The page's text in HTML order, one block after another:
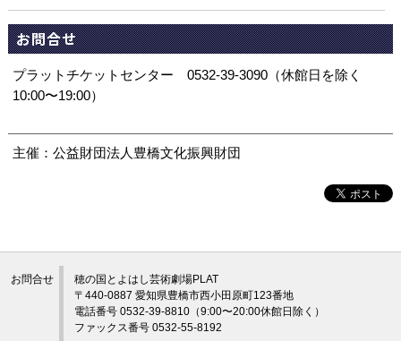
お問合せ
プラットチケットセンター 0532-39-3090（休館日を除く
10:00〜19:00）
主催：公益財団法人豊橋文化振興財団
お問合せ
穂の国とよはし芸術劇場PLAT
〒440-0887 愛知県豊橋市西小田原町123番地
電話番号 0532-39-8810（9:00〜20:00休館日除く）
ファックス番号 0532-55-8192